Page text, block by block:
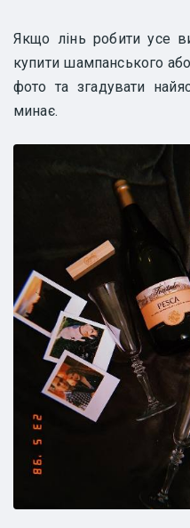
Якщо лінь робити усе
купити шампанського
фото та згадувати
минає.